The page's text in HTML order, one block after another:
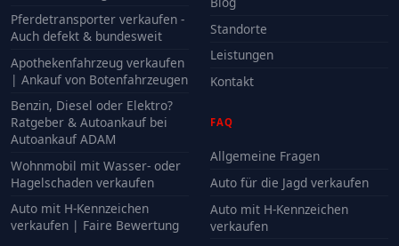
Pferdetransporter verkaufen -
Auch defekt & bundesweit
Apothekenfahrzeug verkaufen
| Ankauf von Botenfahrzeugen
Benzin, Diesel oder Elektro?
Ratgeber & Autoankauf bei
Autoankauf ADAM
Wohnmobil mit Wasser- oder
Hagelschaden verkaufen
Auto mit H-Kennzeichen
verkaufen | Faire Bewertung
Standorte
Leistungen
Kontakt
FAQ
Allgemeine Fragen
Auto für die Jagd verkaufen
Auto mit H-Kennzeichen
verkaufen